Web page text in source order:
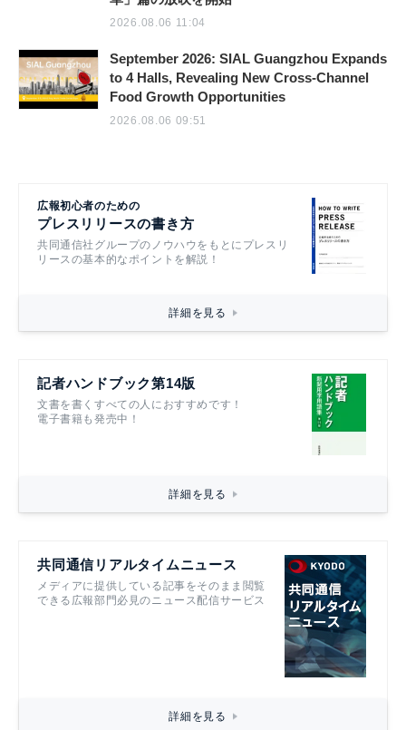
2026.08.06 11:04
September 2026: SIAL Guangzhou Expands
to 4 Halls, Revealing New Cross-Channel
Food Growth Opportunities
2026.08.06 09:51
広報初心者のための
プレスリリースの書き方
共同通信社グループのノウハウをもとにプレスリ
リースの基本的なポイントを解説！
詳細を見る
記者ハンドブック第14版
文書を書くすべての人におすすめです！
電子書籍も発売中！
詳細を見る
共同通信リアルタイムニュース
メディアに提供している記事をそのまま閲覧
できる広報部門必見のニュース配信サービス
詳細を見る